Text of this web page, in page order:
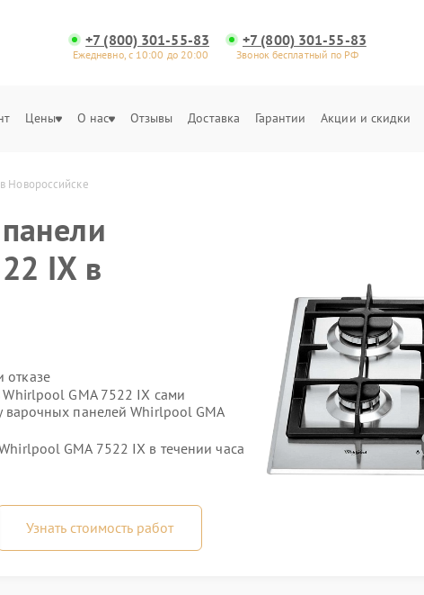
+7 (800) 301-55-83
Ежедневно, с 10:00 до 20:00
+7 (800) 301-55-83
Звонок бесплатный по РФ
Цены О нас Отзывы Доставка Гарантии Акции и скидки
Новороссийске
IX в
отказе
GMA 7522 IX сами
варочных панелей Whirlpool GMA
GMA 7522 IX в течении часа
Узнать стоимость работ